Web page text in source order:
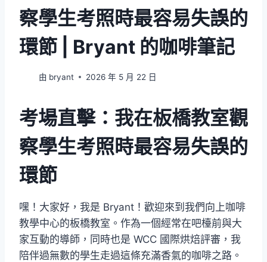
察學生考照時最容易失誤的
環節 | Bryant 的咖啡筆記
由 bryant 2026 年 5 月 22 日
考場直擊：我在板橋教室觀
察學生考照時最容易失誤的
環節
嘿！大家好，我是 Bryant！歡迎來到我們向上咖啡
教學中心的板橋教室。作為一個經常在吧檯前與大
家互動的導師，同時也是 WCC 國際烘焙評審，我
陪伴過無數的學生走過這條充滿香氣的咖啡之路。